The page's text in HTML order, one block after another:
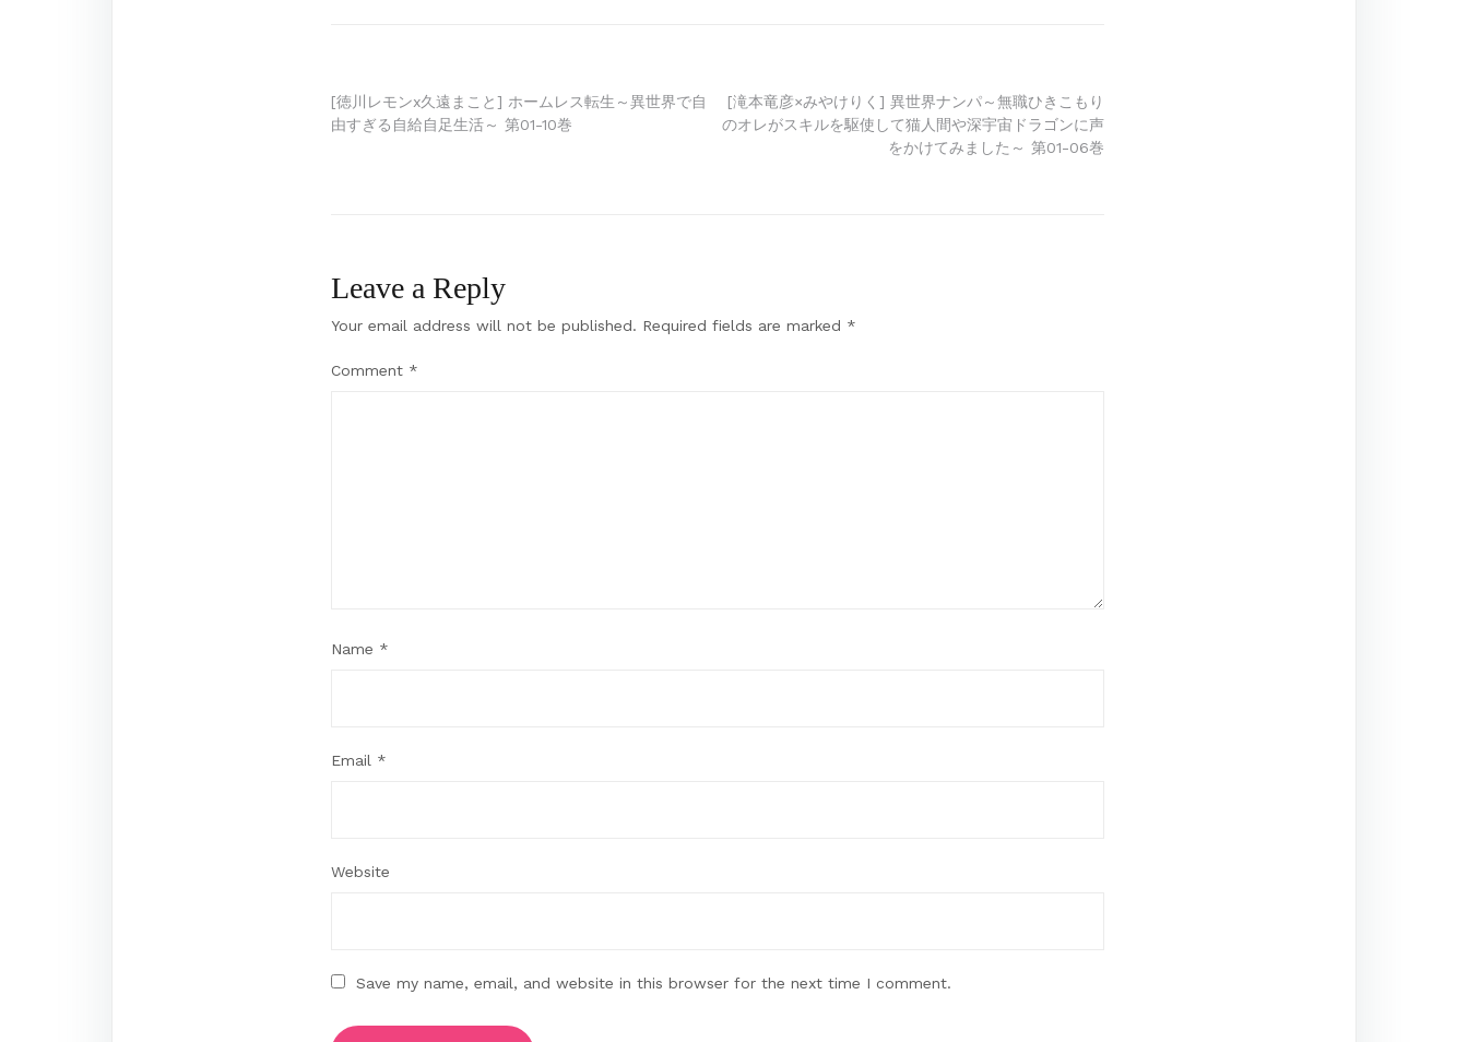
Post
[徳川レモンx久遠まこと] ホームレス転生～異世界で自
由すぎる自給自足生活～ 第01-10巻
[滝本竜彦×みやけりく] 異世界ナンパ～無職ひきこもり
のオレがスキルを駆使して猫人間や深宇宙ドラゴンに声
をかけてみました～ 第01-06巻
Leave a Reply
Your email address will not be published. Required fields are marked *
Comment *
Name *
Email *
Website
Save my name, email, and website in this browser for the next time I comment.